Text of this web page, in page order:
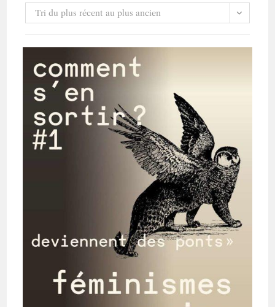
Tri du plus récent au plus ancien